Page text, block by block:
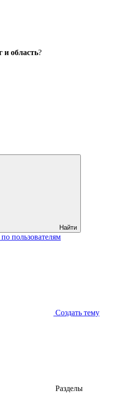
и область?
Найти
по пользователям
Создать тему
Разделы